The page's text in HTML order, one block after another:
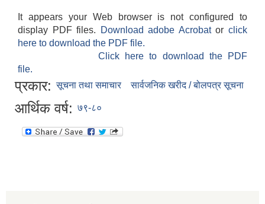
It appears your Web browser is not configured to
display PDF files.
Download adobe Acrobatorclick
here to download the PDF file.
Click here to download the PDF
file.
प्रकार: सूचना तथा समाचार सार्वजनिक खरीद / बोलपत्र सूचना
आर्थिक वर्ष: ७९-८०